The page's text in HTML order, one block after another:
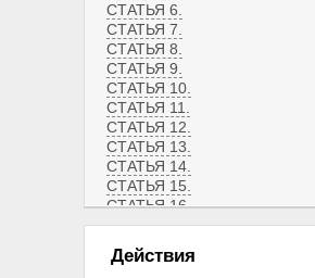
СТАТЬЯ 6.
СТАТЬЯ 7.
СТАТЬЯ 8.
СТАТЬЯ 9.
СТАТЬЯ 10.
СТАТЬЯ 11.
СТАТЬЯ 12.
СТАТЬЯ 13.
СТАТЬЯ 14.
СТАТЬЯ 15.
СТАТЬЯ 16.
СТАТЬЯ 17.
СТАТЬЯ 18.
СТАТЬЯ 19.
Действия